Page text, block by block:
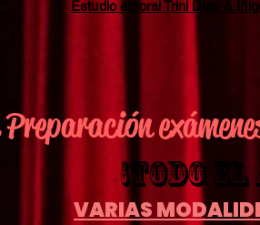
Estudio actoral Trini Díaz &
¡Todo el
VARIAS